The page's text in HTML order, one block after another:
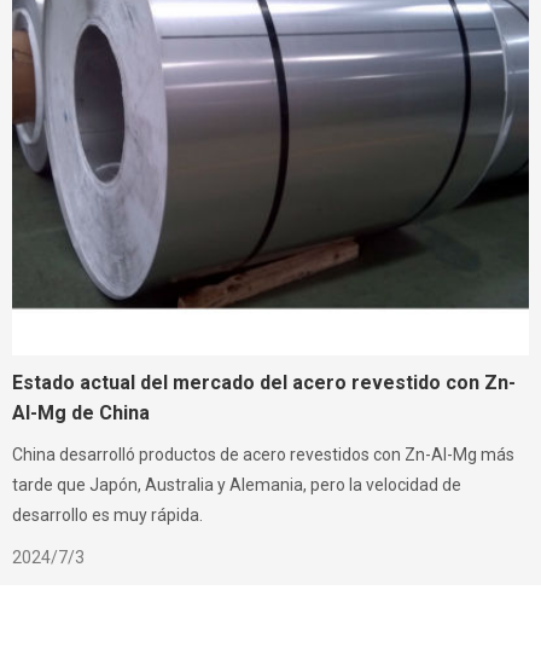
Estado actual del mercado del acero revestido con Zn-
Al-Mg de China
China desarrolló productos de acero revestidos con Zn-Al-Mg más
tarde que Japón, Australia y Alemania, pero la velocidad de
desarrollo es muy rápida.
2024/7/3